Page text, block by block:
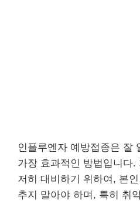
인플루엔자 예방접종은 잘
가장 효과적인 방법입니다.
저히 대비하기 위하여, 본
추지 말아야 하며, 특히 취